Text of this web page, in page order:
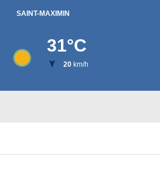
SAINT-MAXIMIN
31°C
20km/h